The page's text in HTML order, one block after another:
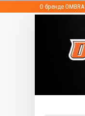
О бренде OMBRA